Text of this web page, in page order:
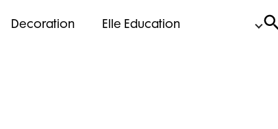
Decoration Elle Education